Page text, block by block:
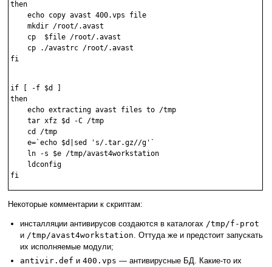
then
    echo copy avast 400.vps file
    mkdir /root/.avast
    cp  $file /root/.avast
    cp ./avastrc /root/.avast
fi
if [ -f $d ]
then
    echo extracting avast files to /tmp
    tar xfz $d -C /tmp
    cd /tmp
    e=`echo $d|sed 's/.tar.gz//g'`
    ln -s $e /tmp/avast4workstation
    ldconfig
Некоторые комментарии к скриптам:
инсталляции антивирусов создаются в каталогах /tmp/f-prot
и /tmp/avast4workstation. Оттуда же и предстоит запускать
их исполняемые модули;
antivir.def и 400.vps — антивирусные БД. Какие-то их